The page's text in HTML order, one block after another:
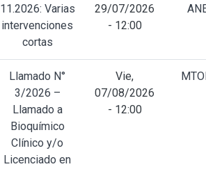
11.2026: Varias
intervenciones
cortas
29/07/2026
- 12:00
Llamado N°
3/2026 –
Llamado a
Bioquímico
Clínico y/o
Licenciado en
Vie,
07/08/2026
- 12:00